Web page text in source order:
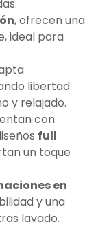
, ofrecen una
ideal para
libertad
y relajado.
con
full
un toque
en
y una
lavado.